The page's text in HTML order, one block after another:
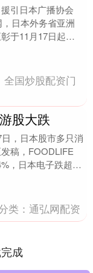
引日本广播协会
，日本外务省亚洲
于11月17日起访
全国炒股配资门
股大跌
，日本股市多只消
稿，FOODLIFE
，日本电子跌超
类：通弘网配资
成